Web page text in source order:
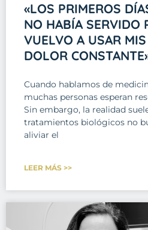
«LOS PRIMEROS
NO HABÍA SERVIDO
VUELVO A USAR
DOLOR
Cuando hablamos de
muchas personas esperan
Sin embargo, la realidad
tratamientos biológicos no
aliviar el
LEER MÁS >>